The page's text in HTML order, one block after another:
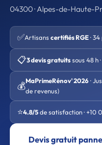
04300 · Alpes-de-Haute-
✅Artisans certifiés RGE·
📋3 devis gratuitssous 48 h
💰MaPrimeRénov' 2026·
de revenus)
⭐4.8/5de satisfaction · +10
Devis gratuit